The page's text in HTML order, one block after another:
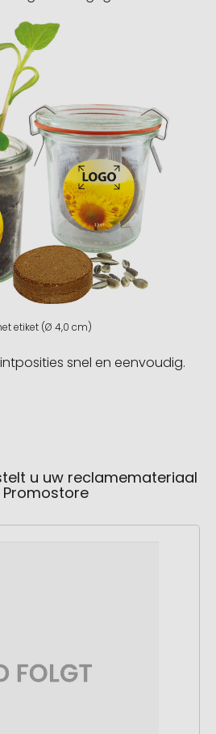
etiket (Ø 4,0 cm)
snel en eenvoudig.
u uw reclamemateriaal
Promostore